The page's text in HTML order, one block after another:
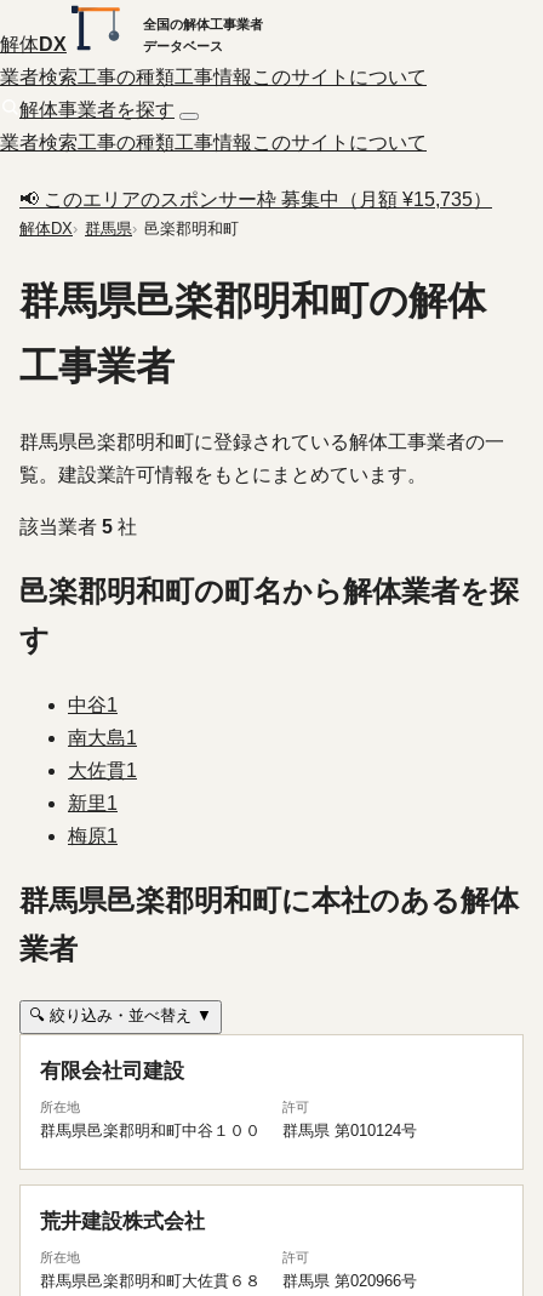
解体DX
全国の解体工事業者
データベース
業者検索工事の種類工事情報 このサイトについて
解体事業者を探す
業者検索工事の種類工事情報 このサイトについて
📢 このエリアのスポンサー枠 募集中（月額 ¥15,735）
解体DX 群馬県 邑楽郡明和町
群馬県邑楽郡明和町の解体
工事業者
群馬県邑楽郡明和町に登録されている解体工事業者の一
覧。建設業許可情報をもとにまとめています。
該当業者 5 社
邑楽郡明和町の町名から解体業者を探
す
中谷1
南大島1
大佐貫1
新里1
梅原1
群馬県邑楽郡明和町に本社のある解体
業者
🔍 絞り込み・並べ替え ▼
有限会社司建設
所在地
群馬県邑楽郡明和町中谷１００
許可
群馬県 第010124号
荒井建設株式会社
所在地
群馬県邑楽郡明和町大佐貫６８
許可
群馬県 第020966号